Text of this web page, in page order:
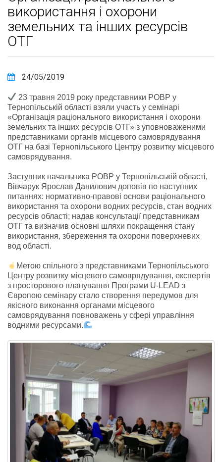
використання і охорони
земельних та інших ресурсів
ОТГ
24/05/2019
23 травня 2019 року представники РОВР у
Тернопільській області взяли участь у семінарі
«Організація раціонального використання і охорони
земельних та інших ресурсів ОТГ» з уповноваженими
представниками органів місцевого самоврядування
ОТГ на базі Тернопільського Центру розвитку місцевого
самоврядування.
Заступник начальника РОВР у Тернопільській області,
Вівчарук Ярослав Данилович доповів по наступних
питаннях: нормативно-правові основи раціонального
використання та охорони водних ресурсів, стан водних
ресурсів області; надав консультації представникам
ОТГ та визначив основні шляхи покращення стану
використання, збереження та охорони поверхневих
вод області.
Метою спільного з представниками Тернопільського
Центру розвитку місцевого самоврядування, експертів
з просторового планування Програми U-LEAD з
Європою семінару стало створення передумов для
якісного виконання органами місцевого
самоврядування повноважень у сфері управління
водними ресурсами.